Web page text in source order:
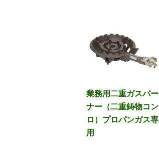
業務用二重ガスバー
ナー（二重鋳物コン
ロ）プロパンガス専
用